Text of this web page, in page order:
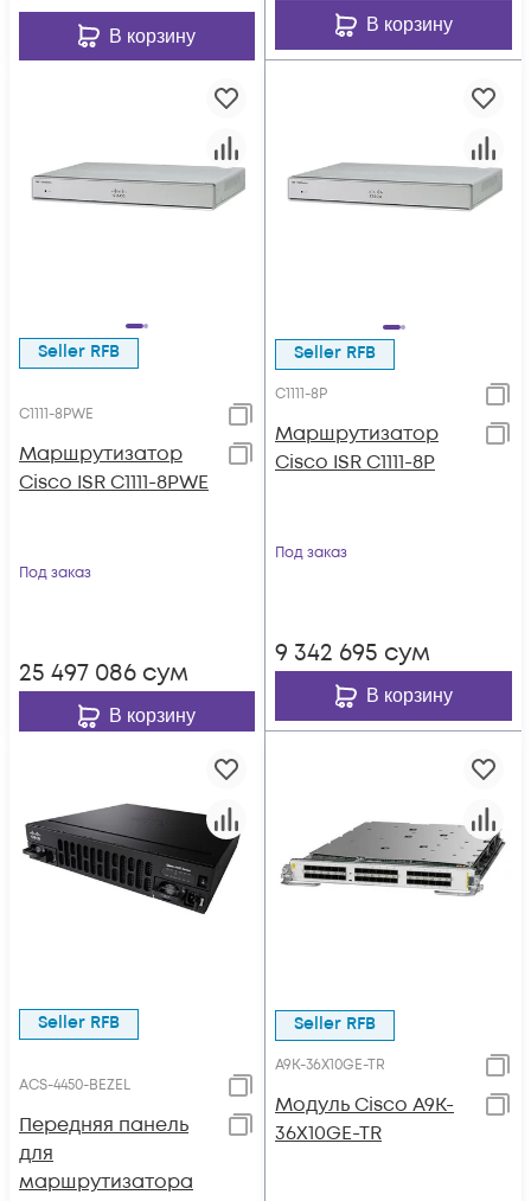
В корзину
В корзину
Seller RFB
C1111-8PWE
Маршрутизатор
Cisco ISR C1111-8PWE
Под заказ
25 497 086 сум
В корзину
Seller RFB
C1111-8P
Маршрутизатор
Cisco ISR C1111-8P
Под заказ
9 342 695 сум
В корзину
Seller RFB
ACS-4450-BEZEL
Передняя панель
для
маршрутизатора
Seller RFB
A9K-36X10GE-TR
Модуль Cisco A9K-
36X10GE-TR